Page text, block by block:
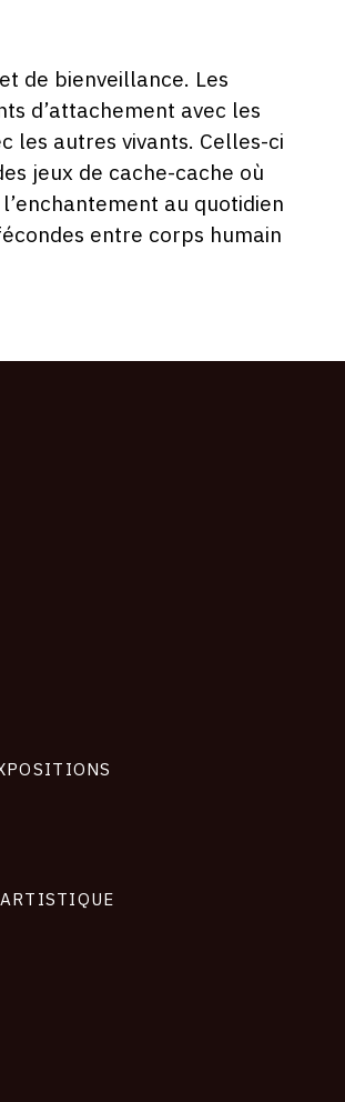
de bienveillance. Les
d’attachement avec les
les autres vivants. Celles-ci
jeux de cache-cache où
au quotidien
entre corps humain